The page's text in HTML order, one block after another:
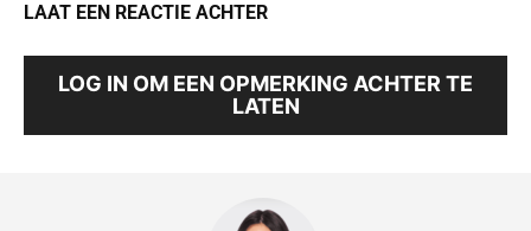
LAAT EEN REACTIE ACHTER
LOG IN OM EEN OPMERKING ACHTER TE
LATEN